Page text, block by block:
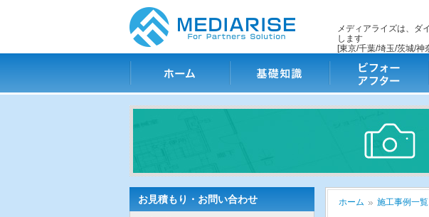
メディアライズは、ダ
します
[東京/千葉/埼玉/茨城/神
ホーム 基礎知識 ビフォー・アフター
お見積もり・お問い合わせ ホーム 施工事例一覧